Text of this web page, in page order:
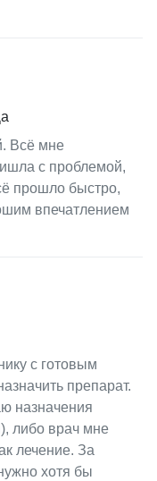
Всё мне
с проблемой,
прошло быстро,
впечатлением
с готовым
препарат.
назначения
либо врач мне
лечение. За
хотя бы